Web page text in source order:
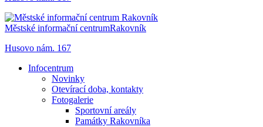
Městské informační centrumRakovník
Husovo nám. 167
Infocentrum
Novinky
Otevírací doba, kontakty
Fotogalerie
Sportovní areály
Památky Rakovníka